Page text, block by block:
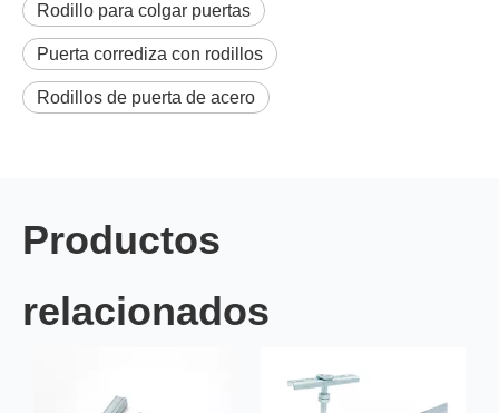
Rodillo para colgar puertas
Puerta corrediza con rodillos
Rodillos de puerta de acero
Productos
relacionados